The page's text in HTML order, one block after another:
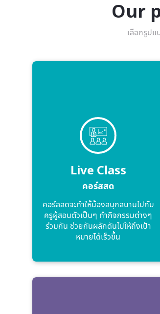
Our
เลือกรูปแ
Live Class
คอร์สสด
คอร์สสดจะทําให้น้องสนุกสนานไปกับ
ครูผู้สอนตัวเป็นๆ ทํากิจกรรมต่างๆ
ร่วมกัน ช่วยกันผลักดันไปให้ถึงเป้า
หมายได้เร็วขึ้น